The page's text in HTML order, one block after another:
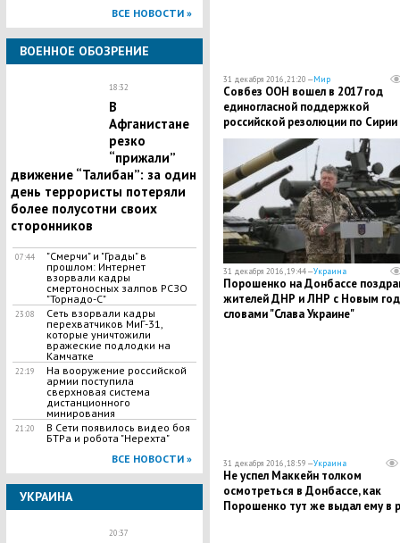
ВСЕ НОВОСТИ »
ВОЕННОЕ ОБОЗРЕНИЕ
18:32
В
Афганистане
резко
“прижали”
движение “Талибан”: за один
день террористы потеряли
более полусотни своих
сторонников
07:44
"Смерчи" и "Грады" в
прошлом: Интернет
взорвали кадры
смертоносных залпов РСЗО
"Торнадо-С"
23:08
Сеть взорвали кадры
перехватчиков МиГ-31,
которые уничтожили
вражеские подлодки на
Камчатке
22:19
На вооружение российской
армии поступила
сверхновая система
дистанционного
минирования
21:20
В Сети появилось видео боя
БТРа и робота "Нерехта"
ВСЕ НОВОСТИ »
УКРАИНА
20:37
31 декабря 2016, 21:20 —Мир
Совбез ООН вошел в 2017 год
единогласной поддержкой
российской резолюции по Сирии
31 декабря 2016, 19:44 —Украина
Порошенко на Донбассе
жителей ДНР и ЛНР с Новым
словами "Слава Украине"
31 декабря 2016, 18:59 —Украина
Не успел Маккейн толком
осмотреться в Донбассе, как
Порошенко тут же выдал ему в